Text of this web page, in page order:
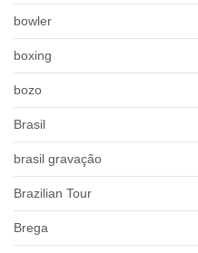
bowler
boxing
bozo
Brasil
brasil gravação
Brazilian Tour
Brega